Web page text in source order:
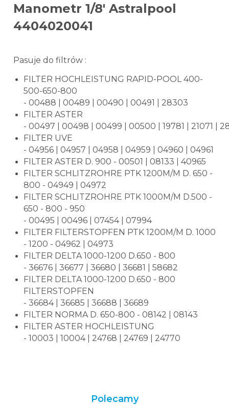
Manometr 1/8' Astralpool
4404020041
Pasuje do filtrów :
FILTER HOCHLEISTUNG RAPID-POOL 400-
500-650-800
- 00488 | 00489 | 00490 | 00491 | 28303
FILTER ASTER
- 00497 | 00498 | 00499 | 00500 | 19781 | 21071 |
FILTER UVE
- 04956 | 04957 | 04958 | 04959 | 04960 | 04961
FILTER ASTER D. 900 - 00501 | 08133 | 40965
FILTER SCHLITZROHRE PTK 1200M/M D. 650 -
800 - 04949 | 04972
FILTER SCHLITZROHRE PTK 1000M/M D.500 -
650 - 800 - 950
- 00495 | 00496 | 07454 | 07994
FILTER FILTERSTOPFEN PTK 1200M/M D. 1000
- 1200 - 04962 | 04973
FILTER DELTA 1000-1200 D.650 - 800
- 36676 | 36677 | 36680 | 36681 | 58682
FILTER DELTA 1000-1200 D.650 - 800
FILTERSTOPFEN
- 36684 | 36685 | 36688 | 36689
FILTER NORMA D. 650-800 - 08142 | 08143
FILTER ASTER HOCHLEISTUNG
- 10003 | 10004 | 24768 | 24769 | 24770
Polecamy